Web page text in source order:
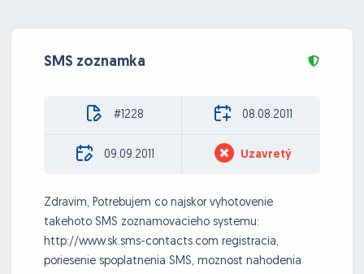
SMS zoznamka
#1228 08.08.2011
09.09.2011 Uzavretý
Zdravim, Potrebujem co najskor vyhotovenie
takehoto SMS zoznamovacieho systemu:
http://www.sk.sms-contacts.com registracia,
poriesenie spoplatnenia SMS, moznost nahodenia